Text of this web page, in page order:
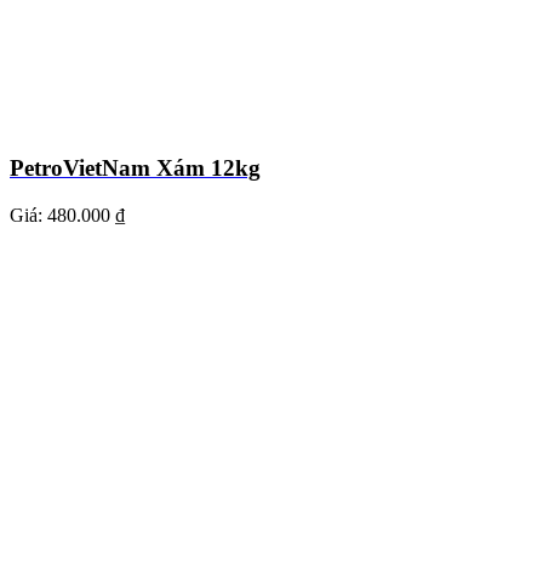
PetroVietNam Xám 12kg
Giá: 480.000 ₫